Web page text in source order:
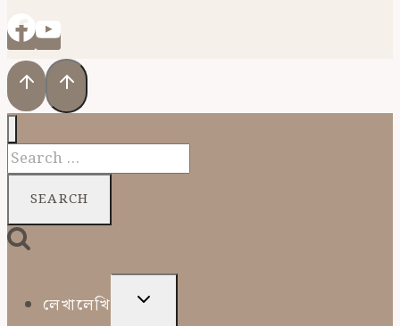
Search
for:
লেখালেখি
TOGGLE